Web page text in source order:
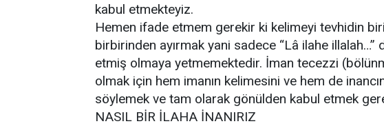
kabul etmekteyiz.
Hemen ifade etmem gerekir ki kelimeyi tevhidin
birbirinden ayırmak yani sadece “Lâ ilahe illalah…”
etmiş olmaya yetmemektedir. İman tecezzi
olmak için hem imanın kelimesini ve hem de
söylemek ve tam olarak gönülden kabul etmek
NASIL BİR İLAHA İNANIRIZ